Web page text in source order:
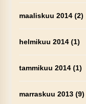
maaliskuu 2014(2)
helmikuu 2014(1)
tammikuu 2014(1)
marraskuu 2013(9)